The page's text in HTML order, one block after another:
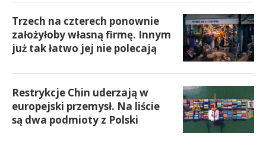
Trzech na czterech ponownie
założyłoby własną firmę. Innym
już tak łatwo jej nie polecają
Restrykcje Chin uderzają w
europejski przemysł. Na liście
są dwa podmioty z Polski